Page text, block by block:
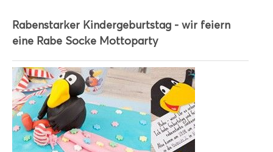
Rabenstarker Kindergeburtstag - wir feiern
eine Rabe Socke Mottoparty